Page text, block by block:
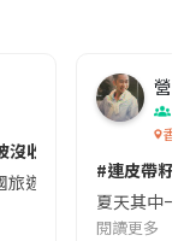
收😱出發前切記檢查
旅遊的民眾，近期要
營養
香港
#連皮帶籽
夏天其中一
閱讀更多